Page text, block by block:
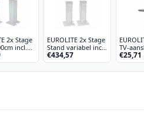
2x Stage
incl.
wit
EUROLITE 2x Stage
Stand variabel incl.
hoes en tas, wit
€434,57
TV-
€25,71